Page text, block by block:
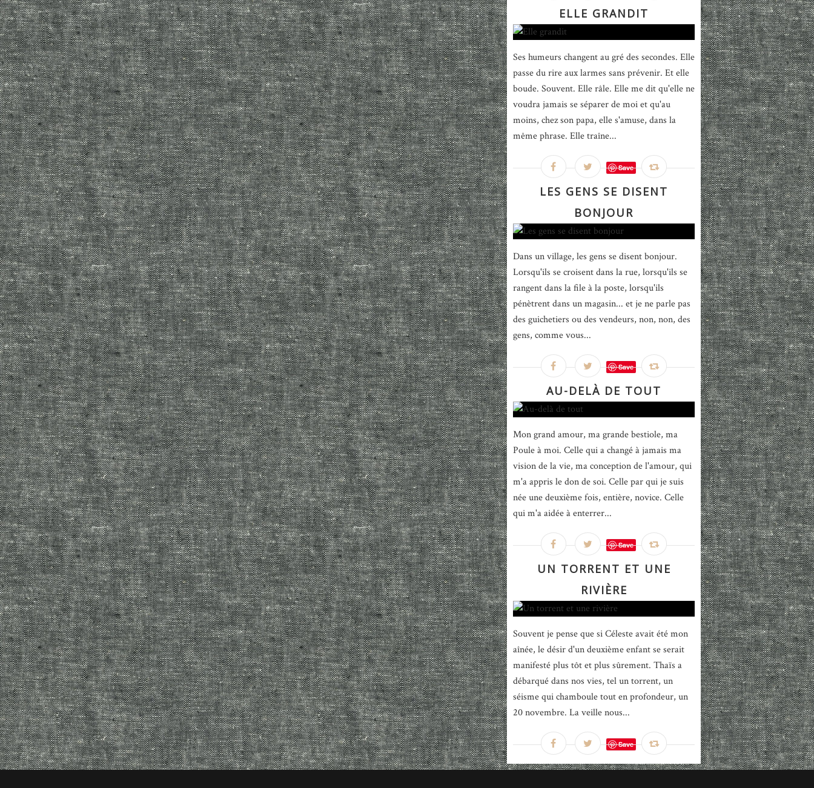
ELLE GRANDIT
Ses humeurs changent au gré des secondes. Elle
passe du rire aux larmes sans prévenir. Et elle
boude. Souvent. Elle râle. Elle me dit qu'elle ne
voudra jamais se séparer de moi et qu'au
moins, chez son papa, elle s'amuse, dans la
même phrase. Elle traîne...
Save
LES GENS SE DISENT
BONJOUR
Dans un village, les gens se disent bonjour.
Lorsqu'ils se croisent dans la rue, lorsqu'ils se
rangent dans la file à la poste, lorsqu'ils
pénètrent dans un magasin... et je ne parle pas
des guichetiers ou des vendeurs, non, non, des
gens, comme vous...
Save
AU-DELÀ DE TOUT
Mon grand amour, ma grande bestiole, ma
Poule à moi. Celle qui a changé à jamais ma
vision de la vie, ma conception de l'amour, qui
m'a appris le don de soi. Celle par qui je suis
née une deuxième fois, entière, novice. Celle
qui m'a aidée à enterrer...
Save
UN TORRENT ET UNE
RIVIÈRE
Souvent je pense que si Céleste avait été mon
aînée, le désir d'un deuxième enfant se serait
manifesté plus tôt et plus sûrement. Thaïs a
débarqué dans nos vies, tel un torrent, un
séisme qui chamboule tout en profondeur, un
20 novembre. La veille nous...
Save